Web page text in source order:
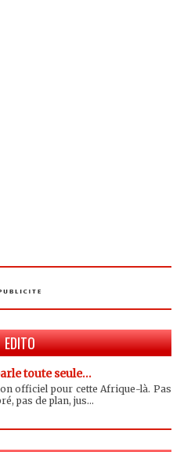
EDITO
toute seule…
officiel pour cette Afrique-là. Pas
pas de plan, jus...